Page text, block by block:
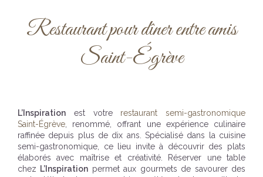
Restaurant pour dîner entre amis
Saint-Égrève
L’Inspiration est votre restaurant semi-gastronomique
Saint-Égrève , renommé, offrant une expérience culinaire
raffinée depuis plus de dix ans. Spécialisé dans la cuisine
semi-gastronomique, ce lieu invite à découvrir des plats
élaborés avec maîtrise et créativité. Réserver une table
chez L’Inspiration permet aux gourmets de savourer des